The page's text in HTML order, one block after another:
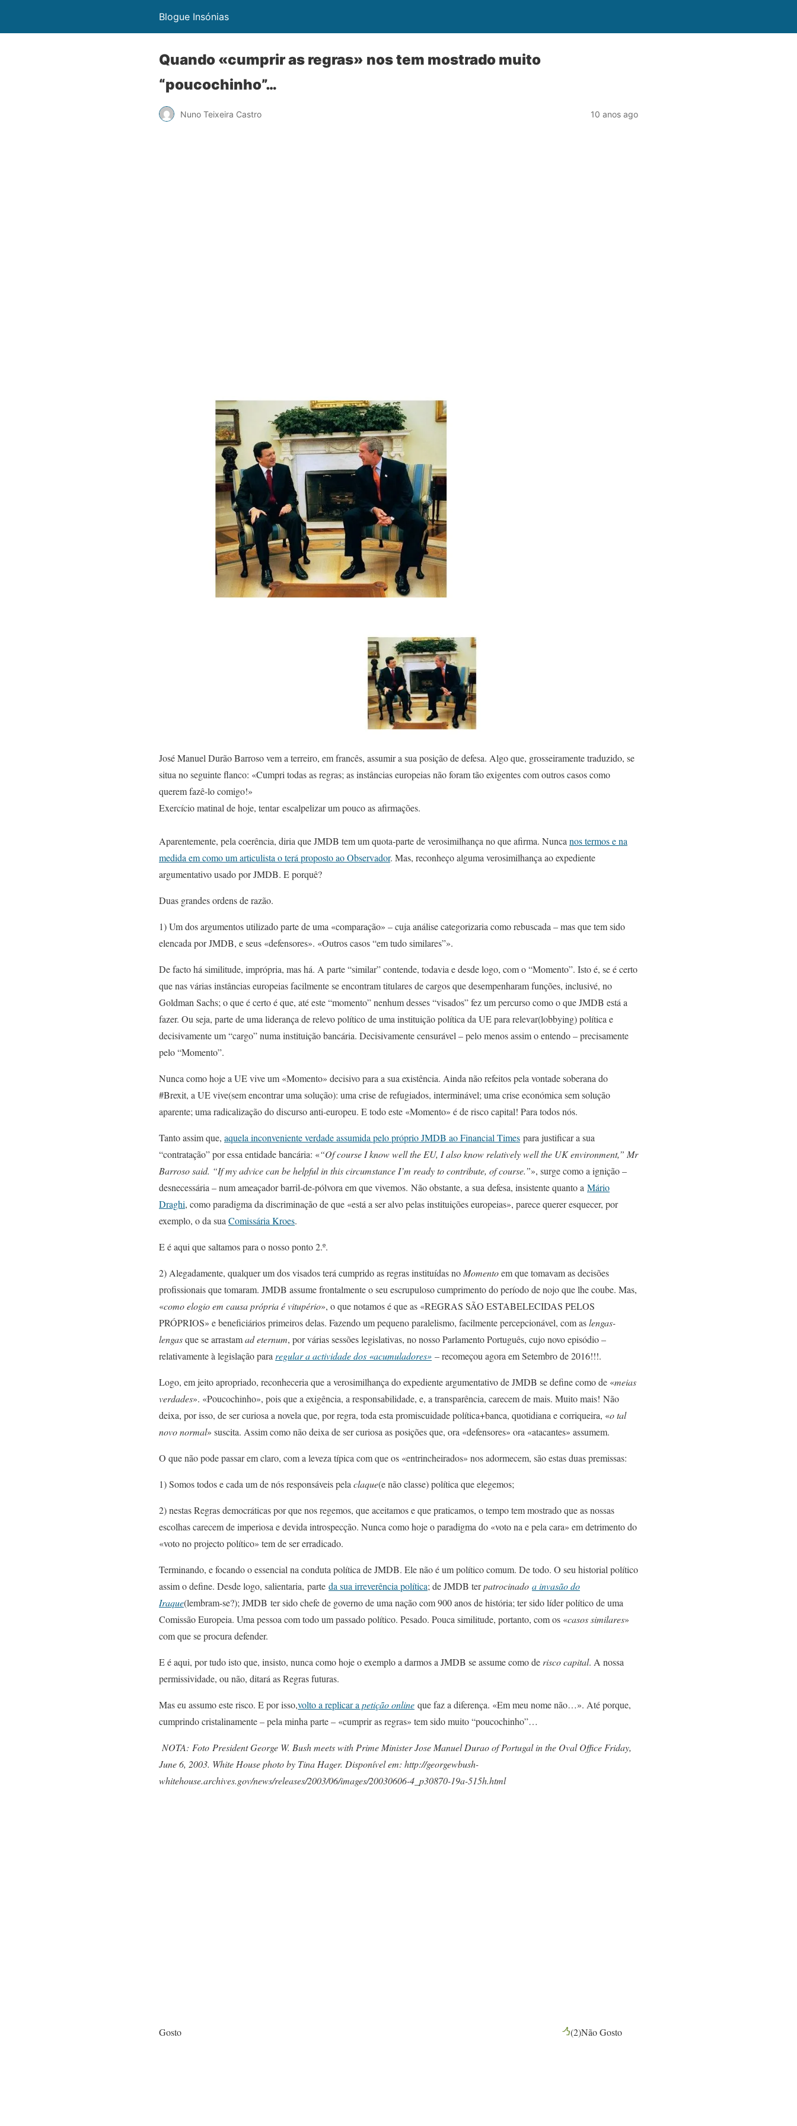
Blogue Insónias
Quando «cumprir as regras» nos tem mostrado muito
“poucochinho”…
Nuno Teixeira Castro 10 anos ago
José Manuel Durão Barroso vem a terreiro, em francês, assumir a sua posição de defesa. Algo que, grosseiramente traduzido, se
situa no seguinte flanco: «Cumpri todas as regras; as instâncias europeias não foram tão exigentes com outros casos como
querem fazê-lo comigo!»
Exercício matinal de hoje, tentar escalpelizar um pouco as afirmações.
Aparentemente, pela coerência, diria que JMDB tem um quota-parte de verosimilhança no que afirma. Nunca nos termos e na
medida em como um articulista o terá proposto ao Observador. Mas, reconheço alguma verosimilhança ao expediente
argumentativo usado por JMDB. E porquê?
Duas grandes ordens de razão.
1) Um dos argumentos utilizado parte de uma «comparação» – cuja análise categorizaria como rebuscada – mas que tem sido
elencada por JMDB, e seus «defensores». «Outros casos “em tudo similares”».
De facto há similitude, imprópria, mas há. A parte “similar” contende, todavia e desde logo, com o “Momento”. Isto é, se é certo
que nas várias instâncias europeias facilmente se encontram titulares de cargos que desempenharam funções, inclusivé, no
Goldman Sachs; o que é certo é que, até este “momento” nenhum desses “visados” fez um percurso como o que JMDB está a
fazer. Ou seja, parte de uma liderança de relevo político de uma instituição política da UE para relevar(lobbying) política e
decisivamente um “cargo” numa instituição bancária. Decisivamente censurável – pelo menos assim o entendo – precisamente
pelo “Momento”.
Nunca como hoje a UE vive um «Momento» decisivo para a sua existência. Ainda não refeitos pela vontade soberana do
#Brexit, a UE vive(sem encontrar uma solução): uma crise de refugiados, interminável; uma crise económica sem solução
aparente; uma radicalização do discurso anti-europeu. E todo este «Momento» é de risco capital! Para todos nós.
Tanto assim que, aquela inconveniente verdade assumida pelo próprio JMDB ao Financial Times para justificar a sua
“contratação” por essa entidade bancária: «“Of course I know well the EU, I also know relatively well the UK environment,” Mr
Barroso said. “If my advice can be helpful in this circumstance I’m ready to contribute, of course.”», surge como a ignição –
desnecessária – num ameaçador barril-de-pólvora em que vivemos. Não obstante, a sua defesa, insistente quanto a Mário
Draghi, como paradigma da discriminação de que «está a ser alvo pelas instituições europeias», parece querer esquecer, por
exemplo, o da sua Comissária Kroes.
E é aqui que saltamos para o nosso ponto 2.º.
2) Alegadamente, qualquer um dos visados terá cumprido as regras instituídas no Momentoem que tomavam as decisões
profissionais que tomaram. JMDB assume frontalmente o seu escrupuloso cumprimento do período de nojo que lhe coube. Mas,
«como elogio em causa própria é vitupério», o que notamos é que as «REGRAS SÃO ESTABELECIDAS PELOS
PRÓPRIOS» e beneficiários primeiros delas. Fazendo um pequeno paralelismo, facilmente percepcionável, com aslengas-
lengasque se arrastamad eternum, por várias sessões legislativas, no nosso Parlamento Português, cujo novo episódio –
relativamente à legislação para regular a actividade dos «acumuladores» – recomeçou agora em Setembro de 2016!!!.
Logo, em jeito apropriado, reconheceria que a verosimilhança do expediente argumentativo de JMDB se define como de «meias
verdades». «Poucochinho», pois que a exigência, a responsabilidade, e, a transparência, carecem de mais. Muito mais! Não
deixa, por isso, de ser curiosa a novela que, por regra, toda esta promiscuidade política+banca, quotidiana e corriqueira, «o tal
novo normal» suscita. Assim como não deixa de ser curiosa as posições que, ora «defensores» ora «atacantes» assumem.
O que não pode passar em claro, com a leveza típica com que os «entrincheirados» nos adormecem, são estas duas premissas:
1) Somos todos e cada um de nós responsáveis pela claque(e não classe) política que elegemos;
2) nestas Regras democráticas por que nos regemos, que aceitamos e que praticamos, o tempo tem mostrado que as nossas
escolhas carecem de imperiosa e devida introspecção. Nunca como hoje o paradigma do «voto na e pela cara» em detrimento do
«voto no projecto político» tem de ser erradicado.
Terminando, e focando o essencial na conduta política de JMDB. Ele não é um político comum. De todo. O seu historial político
assim o define. Desde logo, salientaria, parte da sua irreverência política; de JMDB terpatrocinado a invasão do
Iraque(lembram-se?); JMDB ter sido chefe de governo de uma nação com 900 anos de história; ter sido líder político de uma
Comissão Europeia. Uma pessoa com todo um passado político. Pesado. Pouca similitude, portanto, com os «casos similares»
com que se procura defender.
E é aqui, por tudo isto que, insisto, nunca como hoje o exemplo a darmos a JMDB se assume como de risco capital. A nossa
permissividade, ou não, ditará as Regras futuras.
Mas eu assumo este risco. E por isso,volto a replicar a petição online que faz a diferença. «Em meu nome não…». Até porque,
cumprindo cristalinamente – pela minha parte – «cumprir as regras» tem sido muito “poucochinho”…
NOTA: Foto President George W. Bush meets with Prime Minister Jose Manuel Durao of Portugal in the Oval Office Friday,
June 6, 2003. White House photo by Tina Hager. Disponível em: http://georgewbush-
whitehouse.archives.gov/news/releases/2003/06/images/20030606-4_p30870-19a-515h.html
Gosto (2)Não Gosto